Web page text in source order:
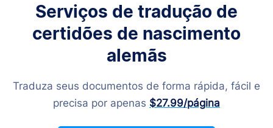
Serviços de tradução de
certidões de nascimento
alemãs
Traduza seus documentos de forma rápida, fácil e
precisa por apenas $27.99/página